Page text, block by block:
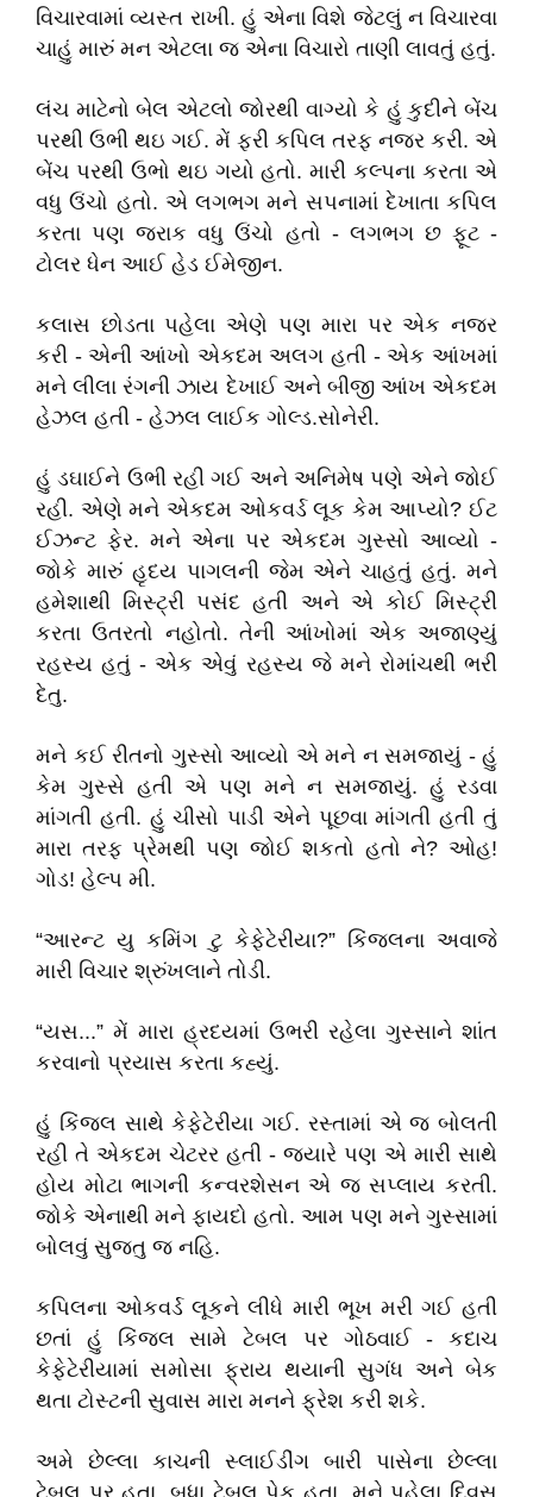
વિચારવામાં વ્યસ્ત રાખી. હું એના વિશે જેટલું ન વિચારવા
ચાહું મારું મન એટલા જ એના વિચારો તાણી લાવતું હતું.
લંચ માટેનો બેલ એટલો જોરથી વાગ્યો કે હું કુદીને બેંચ
પરથી ઉભી થઇ ગઈ. મેં ફરી કપિલ તરફ નજર કરી. એ
બેંચ પરથી ઉભો થઇ ગયો હતો. મારી કલ્પના કરતા એ
વધુ ઉંચો હતો. એ લગભગ મને સપનામાં દેખાતા કપિલ
કરતા પણ જરાક વધુ ઉંચો હતો - લગભગ છ ફૂટ -
ટોલર ધેન આઈ હેડ ઈમેજીન.
કલાસ છોડતા પહેલા એણે પણ મારા પર એક નજર
કરી - એની આંખો એકદમ અલગ હતી - એક આંખમાં
મને લીલા રંગની ઝાય દેખાઈ અને બીજી આંખ એકદમ
હેઝલ હતી - હેઝલ લાઈક ગોલ્ડ.સોનેરી.
હું ડઘાઈને ઉભી રહી ગઈ અને અનિમેષ પણે એને જોઈ
રહી. એણે મને એકદમ ઓકવર્ડ લૂક કેમ આપ્યો? ઈટ
ઈઝન્ટ ફેર. મને એના પર એકદમ ગુસ્સો આવ્યો -
જોકે મારું હૃદય પાગલની જેમ એને ચાહતું હતું. મને
હમેશાથી મિસ્ટ્રી પસંદ હતી અને એ કોઈ મિસ્ટ્રી
કરતા ઉતરતો નહોતો. તેની આંખોમાં એક અજાણ્યું
રહસ્ય હતું - એક એવું રહસ્ય જે મને રોમાંચથી ભરી
દેતુ.
મને કઈ રીતનો ગુસ્સો આવ્યો એ મને ન સમજાયું - હું
કેમ ગુસ્સે હતી એ પણ મને ન સમજાયું. હું રડવા
માંગતી હતી. હું ચીસો પાડી એને પૂછવા માંગતી હતી તું
મારા તરફ પ્રેમથી પણ જોઈ શકતો હતો ને? ઓહ!
ગોડ! હેલ્પ મી.
“આરન્ટ યુ કમિંગ ટુ કેફેટેરીયા?” કિંજલના અવાજે
મારી વિચાર શ્રુંખલાને તોડી.
“યસ...” મેં મારા હ્રદયમાં ઉભરી રહેલા ગુસ્સાને શાંત
કરવાનો પ્રયાસ કરતા કહ્યું.
હું કિંજલ સાથે કેફેટેરીયા ગઈ. રસ્તામાં એ જ બોલતી
રહી તે એકદમ ચેટરર હતી - જયારે પણ એ મારી સાથે
હોય મોટા ભાગની કન્વરશેસન એ જ સપ્લાય કરતી.
જોકે એનાથી મને ફાયદો હતો. આમ પણ મને ગુસ્સામાં
બોલવું સુજતુ જ નહિ.
કપિલના ઓકવર્ડ લૂકને લીધે મારી ભૂખ મરી ગઈ હતી
છતાં હું કિંજલ સામે ટેબલ પર ગોઠવાઈ - કદાચ
કેફેટેરીયામાં સમોસા ફ્રાય થયાની સુગંધ અને બેક
થતા ટોસ્ટની સુવાસ મારા મનને ફ્રેશ કરી શકે.
અમે છેલ્લા કાચની સ્લાઈડીંગ બારી પાસેના છેલ્લા
ટેબલ પર હતા. બધા ટેબલ પેક હતા. મને પહેલા દિવસ